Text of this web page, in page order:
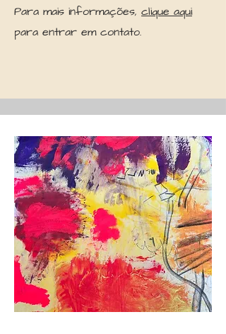
Para mais informações, clique aqui
para entrar em contato.